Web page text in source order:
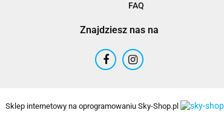
FAQ
Znajdziesz nas na
Sklep internetowy na oprogramowaniu Sky-Shop.pl